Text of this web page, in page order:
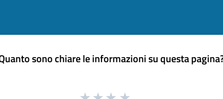
sono chiare le informazioni su questa